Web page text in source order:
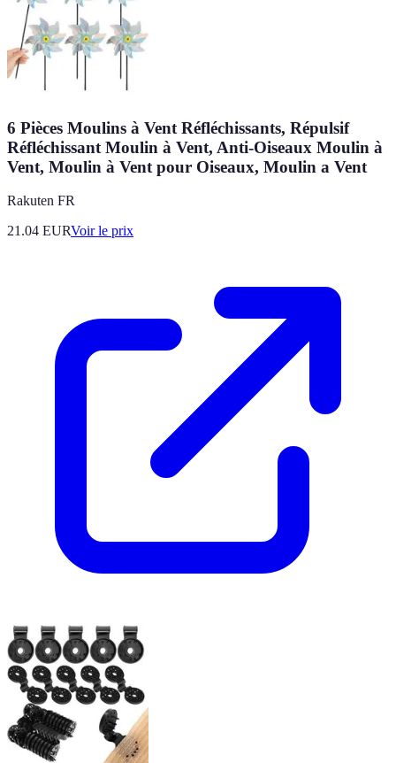
6 Pièces Moulins à Vent Réfléchissants, Répulsif
Réfléchissant Moulin à Vent, Anti-Oiseaux Moulin à
Vent, Moulin à Vent pour Oiseaux, Moulin a Vent
Rakuten FR
21.04 EURVoir le prix